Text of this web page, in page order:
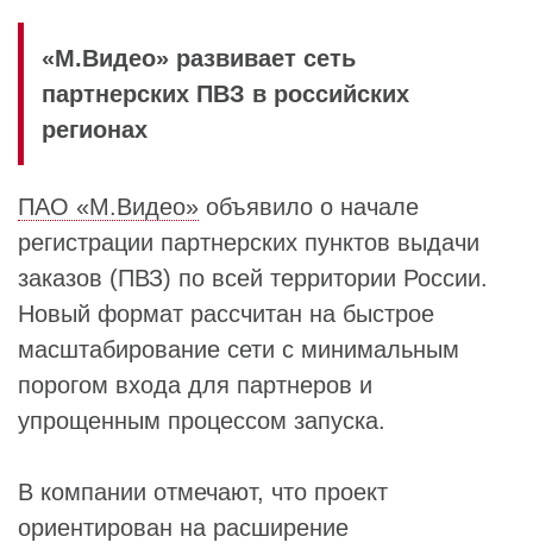
«М.Видео» развивает сеть
партнерских ПВЗ в российских
регионах
ПАО «М.Видео» объявило о начале
регистрации партнерских пунктов выдачи
заказов (ПВЗ) по всей территории России.
Новый формат рассчитан на быстрое
масштабирование сети с минимальным
порогом входа для партнеров и
упрощенным процессом запуска.
В компании отмечают, что проект
ориентирован на расширение